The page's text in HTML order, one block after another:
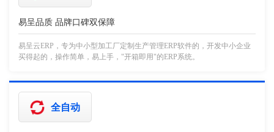
易呈品质 品牌口碑双保障
易呈云ERP，专为中小型加工厂定制生产管理ERP软件的，开发中小企业
买得起的，操作简单，易上手，"开箱即用"的ERP系统。
全自动